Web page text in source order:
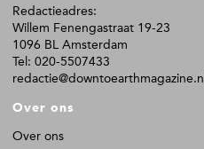
Redactieadres:
Willem Fenengastraat 19-23
1096 BL Amsterdam
Tel: 020-5507433
redactie@downtoearthmagazine.nl
Over ons
Over ons